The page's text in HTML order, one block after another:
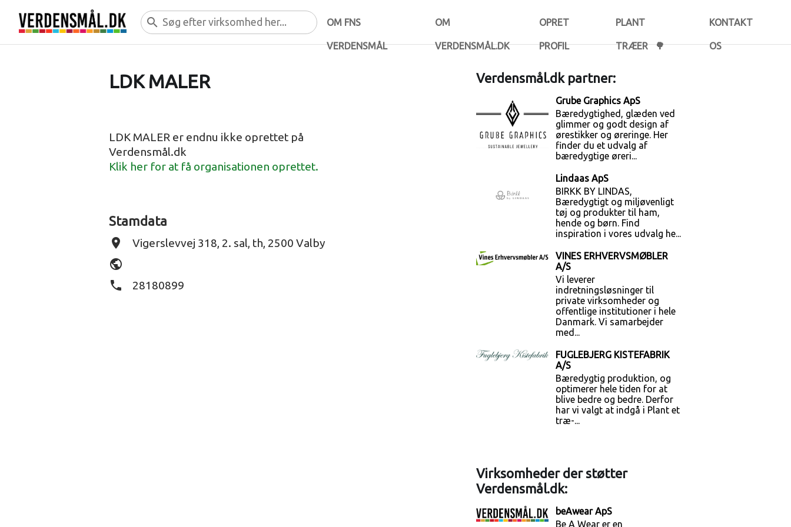
search OM FNS
VERDENSMÅL
OM
VERDENSMÅL.DK
OPRET
PROFIL
PLANT
TRÆER 🌳
KONTAKT
OS
LDK MALER
LDK MALER er endnu ikke oprettet på
Verdensmål.dk
Klik her for at få organisationen oprettet.
Stamdata
place Vigerslevvej 318, 2. sal, th, 2500 Valby
public
phone
28180899
Verdensmål.dk partner:
Grube Graphics ApS
Bæredygtighed, glæden ved
glimmer og godt design af
ørestikker og øreringe. Her
finder du et udvalg af
bæredygtige øreri...
Lindaas ApS
BIRKK BY LINDAS,
Bæredygtigt og miljøvenligt
tøj og produkter til ham,
hende og børn. Find
inspiration i vores udvalg he...
VINES ERHVERVSMØBLER
A/S
Vi leverer
indretningsløsninger til
private virksomheder og
offentlige institutioner i hele
Danmark. Vi samarbejder
med...
FUGLEBJERG KISTEFABRIK
A/S
Bæredygtig produktion, og
optimerer hele tiden for at
blive bedre og bedre. Derfor
har vi valgt at indgå i Plant et
træ-...
Virksomheder der støtter
Verdensmål.dk:
beAwear ApS
Be A Wear er en